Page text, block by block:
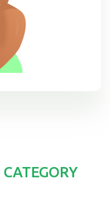
CATEGORY